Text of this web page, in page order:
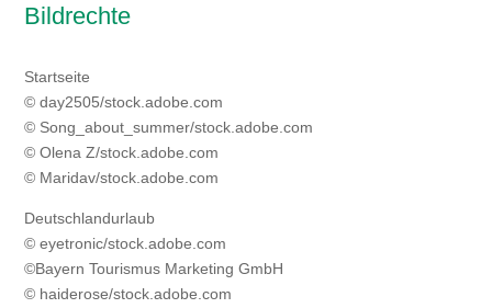
Bildrechte
Startseite
© day2505/stock.adobe.com
© Song_about_summer/stock.adobe.com
© Olena Z/stock.adobe.com
© Maridav/stock.adobe.com
Deutschlandurlaub
© eyetronic/stock.adobe.com
©Bayern Tourismus Marketing GmbH
© haiderose/stock.adobe.com